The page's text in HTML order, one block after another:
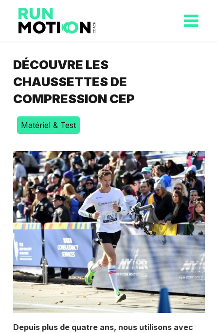
DÉCOUVRE LES
CHAUSSETTES DE
COMPRESSION CEP
Matériel & Test
Depuis plus de quatre ans, nous utilisons avec